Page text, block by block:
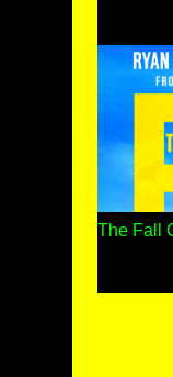
The Fall